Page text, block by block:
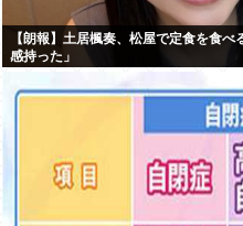
【朗報】土居楓奏、松屋で定食を
感持った」